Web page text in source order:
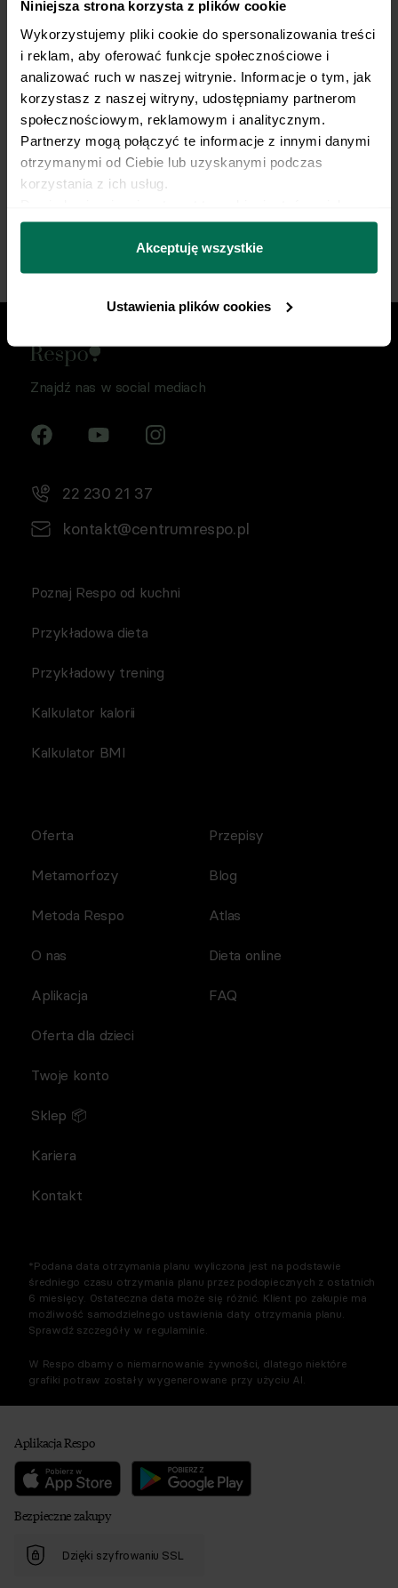
Niniejsza strona korzysta z plików cookie
Wykorzystujemy pliki cookie do spersonalizowania treści
i reklam, aby oferować funkcje społecznościowe i
analizować ruch w naszej witrynie. Informacje o tym, jak
korzystasz z naszej witryny, udostępniamy partnerom
społecznościowym, reklamowym i analitycznym.
Partnerzy mogą połączyć te informacje z innymi danymi
otrzymanymi od Ciebie lub uzyskanymi podczas
korzystania z ich usług.
można się z nami skontaktować i w jaki sposób
przetwarzamy dane osobowe w ramach
prywatności.
Akceptuję wszystkie
Ustawienia plików cookies
Trenujesz regularnie?
My robimy dietę.
Opieka dietetyka sportowego i indywidualny plan
żywieniowy dopasowany do Twojej dyscypliny,
treningów i sportowych celów. Nie pozwól, by źle
dobrana dieta ograniczała Twój progres.
Znajdź nas w social mediach
22 230 21 37
kontakt@centrumrespo.pl
Poznaj Respo od kuchni
Przykładowa dieta
Przykładowy trening
Kalkulator kalorii
Kalkulator BMI
Oferta
Metamorfozy
Metoda Respo
O nas
Aplikacja
Przepisy
Blog
Atlas
Dieta online
FAQ
Oferta dla dzieci
Twoje konto
Sklep 📦
Kariera
Kontakt
*Podana data otrzymania planu wyliczona jest na podstawie
średniego czasu otrzymania planu przez podopiecznych z ostatnich
6 miesięcy. Ostateczna data może się różnić. Klient po zakupie ma
możliwość samodzielnego ustawienia daty otrzymania planu.
Sprawdź szczegóły w regulaminie.
W Respo dbamy o niemarnowanie żywności, dlatego niektóre
grafiki potraw zostały wygenerowane przy użyciu AI.
Aplikacja Respo
Bezpieczne zakupy
Dzięki szyfrowaniu SSL